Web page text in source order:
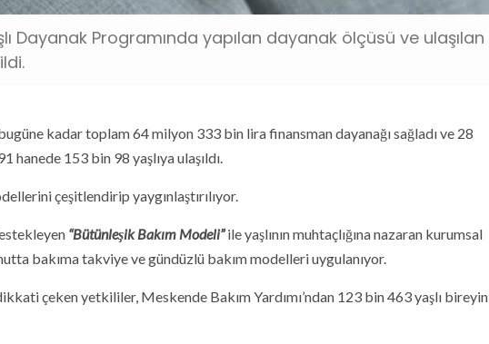
Dayanak Programında yapılan dayanak ölçüsü ve ulaşılan
kadar toplam 64 milyon 333 bin lira finansman dayanağı sağladı ve 28
153 bin 98 yaşlıya ulaşıldı.
çeşitlendirip yaygınlaştırılıyor.
“Bütünleşik Bakım Modeli”ile yaşlının muhtaçlığına nazaran kurumsal
bakıma takviye ve gündüzlü bakım modelleri uygulanıyor.
çeken yetkililer, Meskende Bakım Yardımı’ndan 123 bin 463 yaşlı bireyin